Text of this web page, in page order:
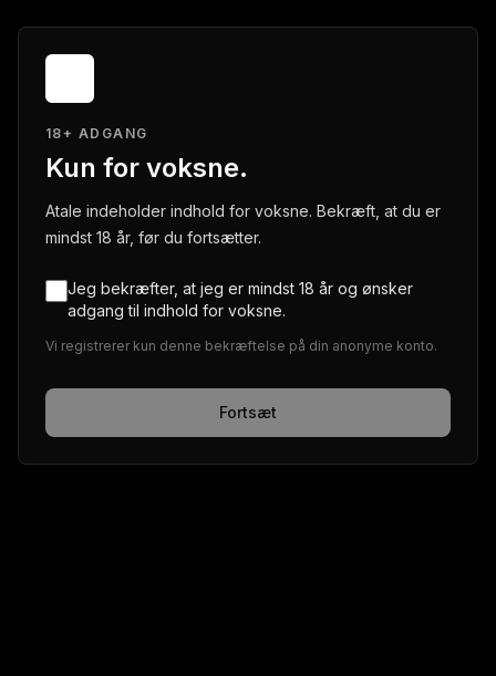
18+ ADGANG
Kun for voksne.
Atale indeholder indhold for voksne. Bekræft, at du er
mindst 18 år, før du fortsætter.
Jeg bekræfter, at jeg er mindst 18 år og ønsker
adgang til indhold for voksne.
Vi registrerer kun denne bekræftelse på din anonyme konto.
Fortsæt